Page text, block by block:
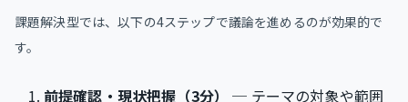
課題解決型では、以下の4ステップで議論を進めるのが効果的で
す。
前提確認・現状把握（3分）
─ テーマの対象や範囲